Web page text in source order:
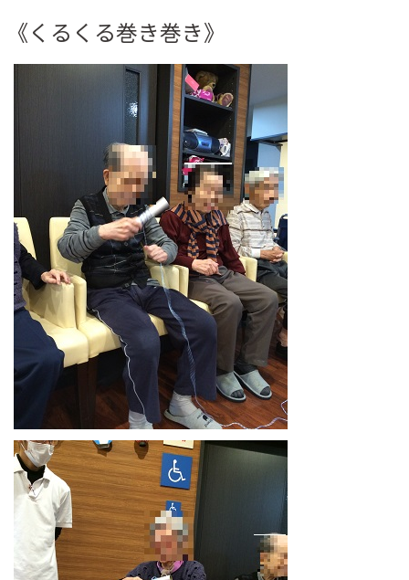
《くるくる巻き巻き》